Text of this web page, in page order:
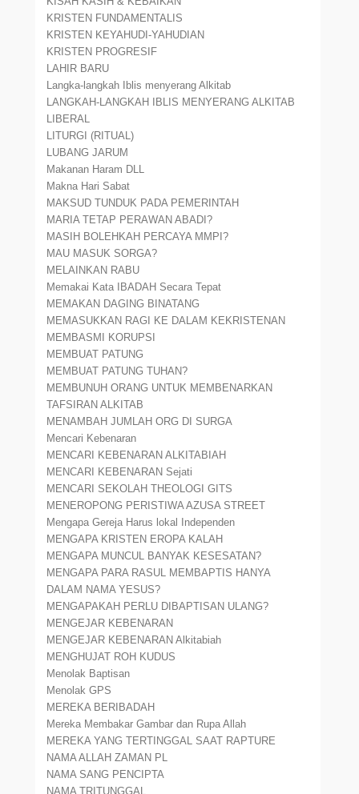
KRISTEN FUNDAMENTALIS
KRISTEN KEYAHUDI-YAHUDIAN
KRISTEN PROGRESIF
LAHIR BARU
Langka-langkah Iblis menyerang Alkitab
LANGKAH-LANGKAH IBLIS MENYERANG ALKITAB
LIBERAL
LITURGI (RITUAL)
LUBANG JARUM
Makanan Haram DLL
Makna Hari Sabat
MAKSUD TUNDUK PADA PEMERINTAH
MARIA TETAP PERAWAN ABADI?
MASIH BOLEHKAH PERCAYA MMPI?
MAU MASUK SORGA?
MELAINKAN RABU
Memakai Kata IBADAH Secara Tepat
MEMAKAN DAGING BINATANG
MEMASUKKAN RAGI KE DALAM KEKRISTENAN
MEMBASMI KORUPSI
MEMBUAT PATUNG
MEMBUAT PATUNG TUHAN?
MEMBUNUH ORANG UNTUK MEMBENARKAN
TAFSIRAN ALKITAB
MENAMBAH JUMLAH ORG DI SURGA
Mencari Kebenaran
MENCARI KEBENARAN ALKITABIAH
MENCARI KEBENARAN Sejati
MENCARI SEKOLAH THEOLOGI GITS
MENEROPONG PERISTIWA AZUSA STREET
Mengapa Gereja Harus lokal Independen
MENGAPA KRISTEN EROPA KALAH
MENGAPA MUNCUL BANYAK KESESATAN?
MENGAPA PARA RASUL MEMBAPTIS HANYA
DALAM NAMA YESUS?
MENGAPAKAH PERLU DIBAPTISAN ULANG?
MENGEJAR KEBENARAN
MENGEJAR KEBENARAN Alkitabiah
MENGHUJAT ROH KUDUS
Menolak Baptisan
Menolak GPS
MEREKA BERIBADAH
Mereka Membakar Gambar dan Rupa Allah
MEREKA YANG TERTINGGAL SAAT RAPTURE
NAMA ALLAH ZAMAN PL
NAMA SANG PENCIPTA
NAMA TRITUNGGAL